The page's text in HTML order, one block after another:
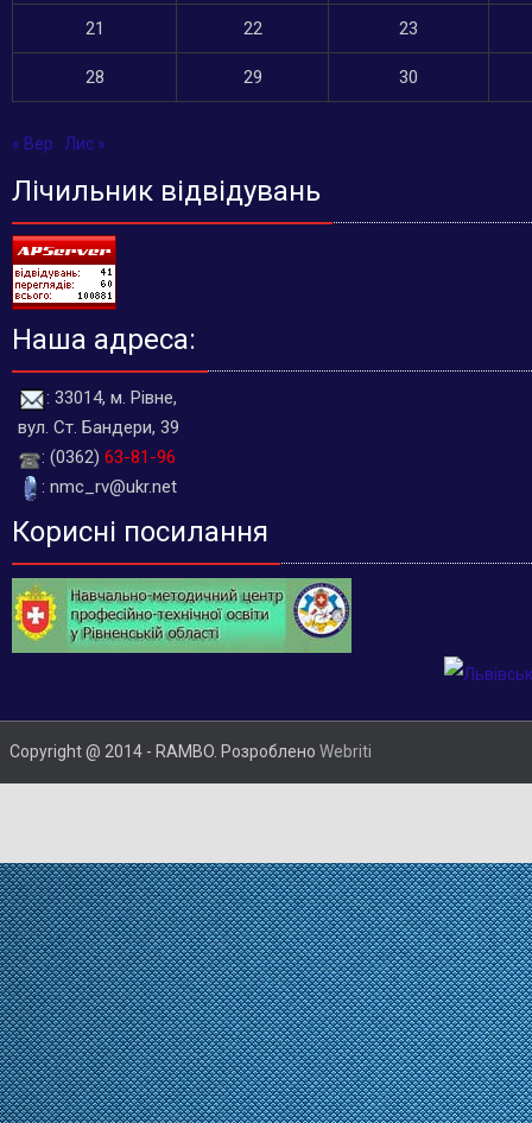
21 22 23
28 29 30
« Вер Лис »
Лічильник відвідувань
Наша адреса:
: 33014, м. Рівне,
вул. Ст. Бандери, 39
: (0362) 63-81-96
: nmc_rv@ukr.net
Корисні посилання
Copyright @ 2014 - RAMBO. Розроблено Webriti